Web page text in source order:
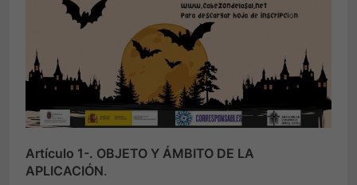
Artículo 1-. OBJETO Y ÁMBITO DE LA
APLICACIÓN.